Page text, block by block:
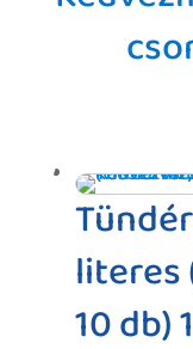
literes
10 db)